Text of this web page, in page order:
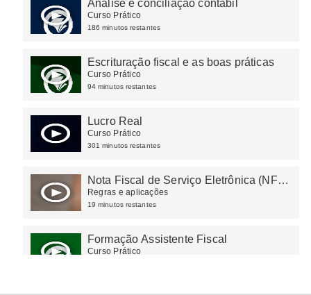
Análise e conciliação contábil
Curso Prático
186 minutos restantes
Escrituração fiscal e as boas práticas
Curso Prático
94 minutos restantes
Lucro Real
Curso Prático
301 minutos restantes
Nota Fiscal de Serviço Eletrônica (NFS-
e): Padrão Nacional e emissão
simplificada
Regras e aplicações
19 minutos restantes
Formação Assistente Fiscal
Curso Prático